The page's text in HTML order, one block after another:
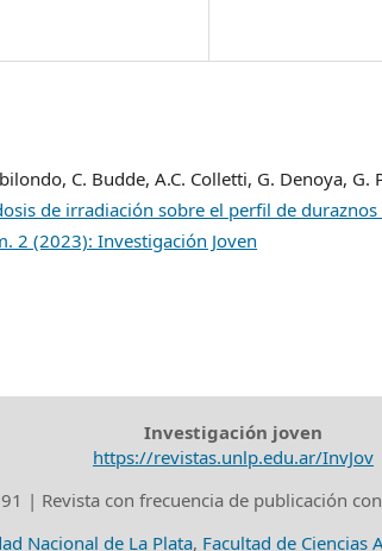
C. Budde, A.C. Colletti, G. Denoya, G.
de irradiación sobre el perfil de
2 (2023): Investigación Joven
Investigación joven
https://revistas.unlp.edu.ar/InvJov
| Revista con frecuencia de publicación
Nacional de La Plata, Facultad de Ciencias